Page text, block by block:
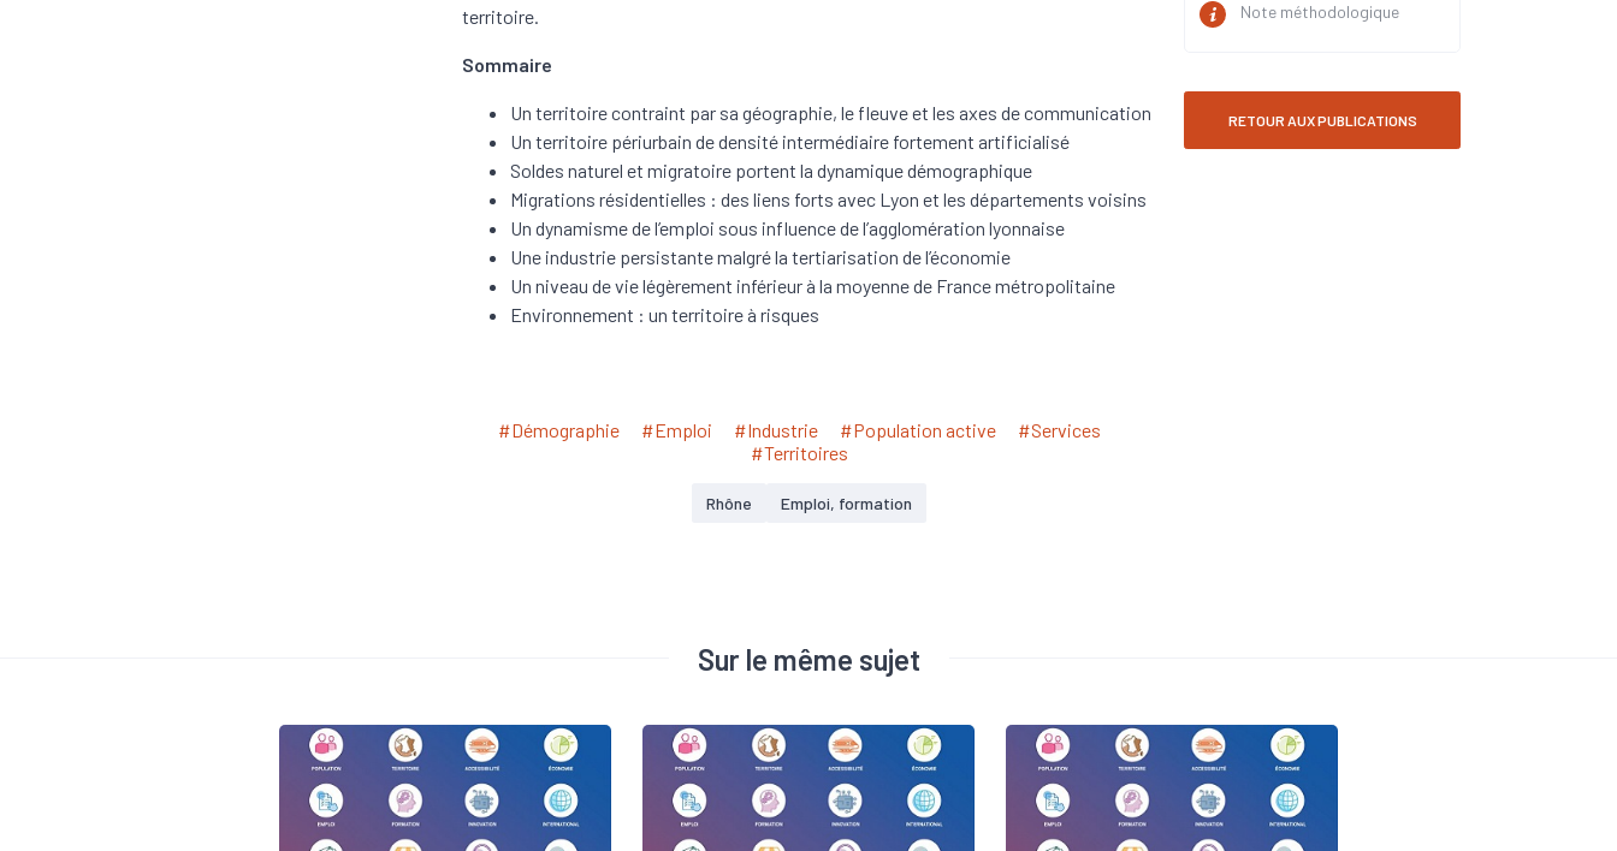
territoire.
Sommaire
Un territoire contraint par sa géographie, le fleuve et les axes de communication
Un territoire périurbain de densité intermédiaire fortement artificialisé
Soldes naturel et migratoire portent la dynamique démographique
Migrations résidentielles : des liens forts avec Lyon et les départements voisins
Un dynamisme de l’emploi sous influence de l’agglomération lyonnaise
Une industrie persistante malgré la tertiarisation de l’économie
Un niveau de vie légèrement inférieur à la moyenne de France métropolitaine
Environnement : un territoire à risques
Note méthodologique
RETOUR AUX PUBLICATIONS
#Démographie #Emploi #Industrie #Population active
#Services
#Territoires
Rhône Emploi, formation
Sur le même sujet